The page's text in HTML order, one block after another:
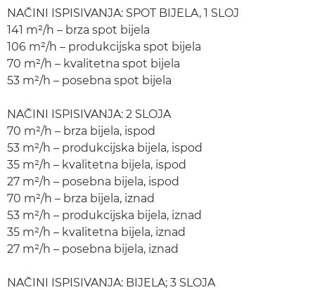
NAČINI ISPISIVANJA: SPOT BIJELA, 1 SLOJ
141 m²/h – brza spot bijela
106 m²/h – produkcijska spot bijela
70 m²/h – kvalitetna spot bijela
53 m²/h – posebna spot bijela
NAČINI ISPISIVANJA: 2 SLOJA
70 m²/h – brza bijela, ispod
53 m²/h – produkcijska bijela, ispod
35 m²/h – kvalitetna bijela, ispod
27 m²/h – posebna bijela, ispod
70 m²/h – brza bijela, iznad
53 m²/h – produkcijska bijela, iznad
35 m²/h – kvalitetna bijela, iznad
27 m²/h – posebna bijela, iznad
NAČINI ISPISIVANJA: BIJELA; 3 SLOJA